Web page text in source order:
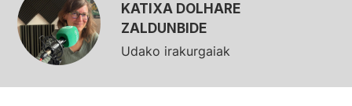
KATIXA DOLHARE
ZALDUNBIDE
Udako irakurgaiak